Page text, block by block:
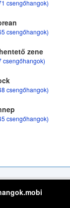
csengőhangok)
csengőhangok)
zene
csengőhangok)
csengőhangok)
csengőhangok)